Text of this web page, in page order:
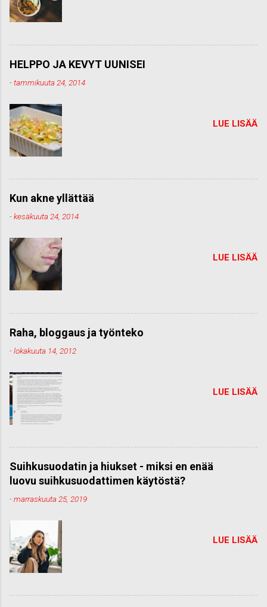
HELPPO JA KEVYT UUNISEI
-tammikuuta 24, 2014
LUE LISÄÄ
Kun akne yllättää
-kesäkuuta 24, 2014
LUE LISÄÄ
Raha, bloggaus ja työnteko
-lokakuuta 14, 2012
LUE LISÄÄ
Suihkusuodatin ja hiukset - miksi en enää
luovu suihkusuodattimen käytöstä?
-marraskuuta 25, 2019
LUE LISÄÄ